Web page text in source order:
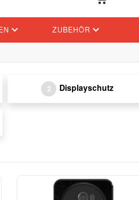
ZUBEHÖR
2 Displayschutz
BESTSELLER